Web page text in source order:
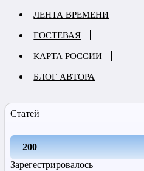
ЛЕНТА ВРЕМЕНИ
ГОСТЕВАЯ
КАРТА РОССИИ
БЛОГ АВТОРА
Статей
200
Зарегестрировалось